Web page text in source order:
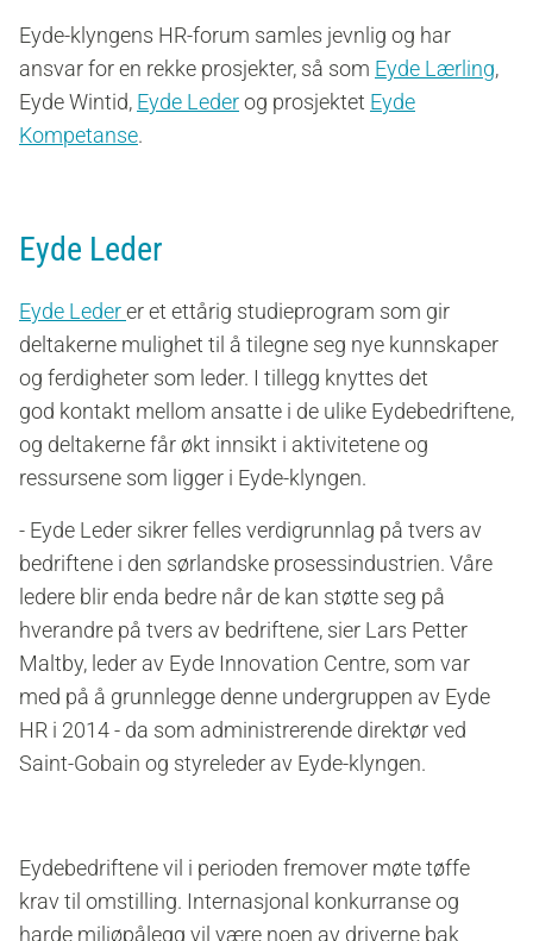
Eyde-klyngens HR-forum samles jevnlig og har
ansvar for en rekke prosjekter, så som Eyde Lærling,
Eyde Wintid, Eyde Lederog prosjektet Eyde
Kompetanse.
Eyde Leder
Eyde Lederer et ettårig studieprogram som gir
deltakerne mulighet til å tilegne seg nye kunnskaper
og ferdigheter som leder. I tillegg knyttes det
god kontakt mellom ansatte i de ulike Eydebedriftene,
og deltakerne får økt innsikt i aktivitetene og
ressursene som ligger i Eyde-klyngen.
- Eyde Leder sikrer felles verdigrunnlag på tvers av
bedriftene i den sørlandske prosessindustrien. Våre
ledere blir enda bedre når de kan støtte seg på
hverandre på tvers av bedriftene, sier Lars Petter
Maltby, leder av Eyde Innovation Centre, som var
med på å grunnlegge denne undergruppen av Eyde
HR i 2014 - da som administrerende direktør ved
Saint-Gobain og styreleder av Eyde-klyngen.
Eydebedriftene vil i perioden fremover møte tøffe
krav til omstilling. Internasjonal konkurranse og
harde miljøpålegg vil være noen av driverne bak